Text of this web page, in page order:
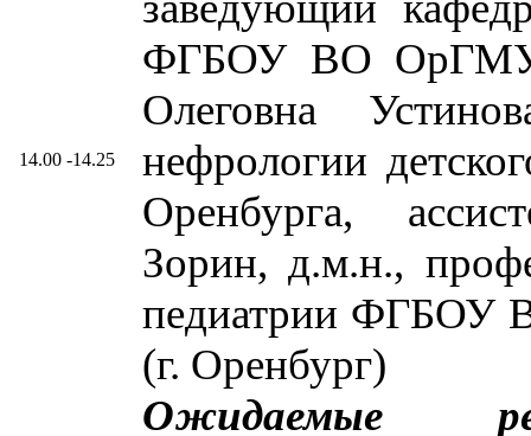
14.00 -14.25
ФГБОУ ВО ОрГМУ
Олеговна
нефрологии
Оренбурга,
Зорин, д.м.н.,
педиатрии ФГБОУ
(г. Оренбург)
Ожидаемые